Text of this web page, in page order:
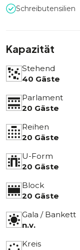
Schreibutensilien
Kapazität
Stehend
40 Gäste
Parlament
20 Gäste
Reihen
20 Gäste
U-Form
20 Gäste
Block
20 Gäste
Gala / Bankett
n.v.
Kreis